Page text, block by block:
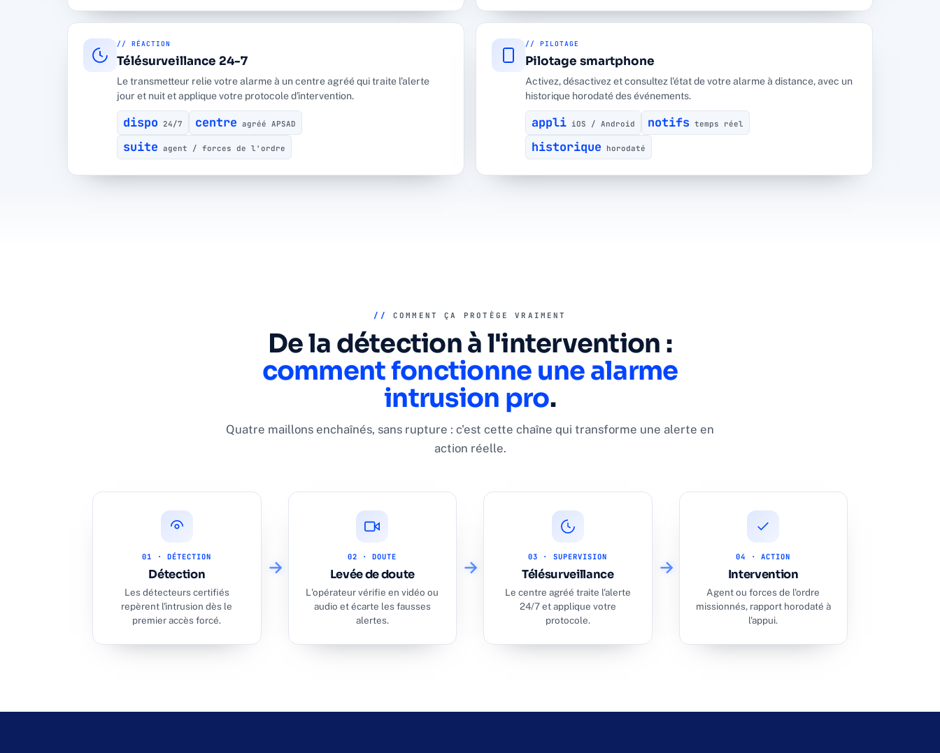
// RÉACTION
Télésurveillance 24-7
Le transmetteur relie votre alarme à un centre agréé qui traite l'alerte
jour et nuit et applique votre protocole d'intervention.
dispo 24/7 centre agréé APSAD
suite agent / forces de l'ordre
// PILOTAGE
Pilotage smartphone
Activez, désactivez et consultez l'état de votre alarme à distance, avec un
historique horodaté des événements.
appli iOS / Android notifs temps réel
historique horodaté
// COMMENT ÇA PROTÈGE VRAIMENT
De la détection à l'intervention :
comment fonctionne une alarme
intrusion pro.
Quatre maillons enchaînés, sans rupture : c'est cette chaîne qui transforme une alerte en
action réelle.
01 · DÉTECTION
Détection
Les détecteurs certifiés
repèrent l'intrusion dès le
premier accès forcé.
02 · DOUTE
Levée de doute
L'opérateur vérifie en vidéo ou
audio et écarte les fausses
alertes.
03 · SUPERVISION
Télésurveillance
Le centre agréé traite l'alerte
24/7 et applique votre
protocole.
04 · ACTION
Intervention
Agent ou forces de l'ordre
missionnés, rapport horodaté à
l'appui.